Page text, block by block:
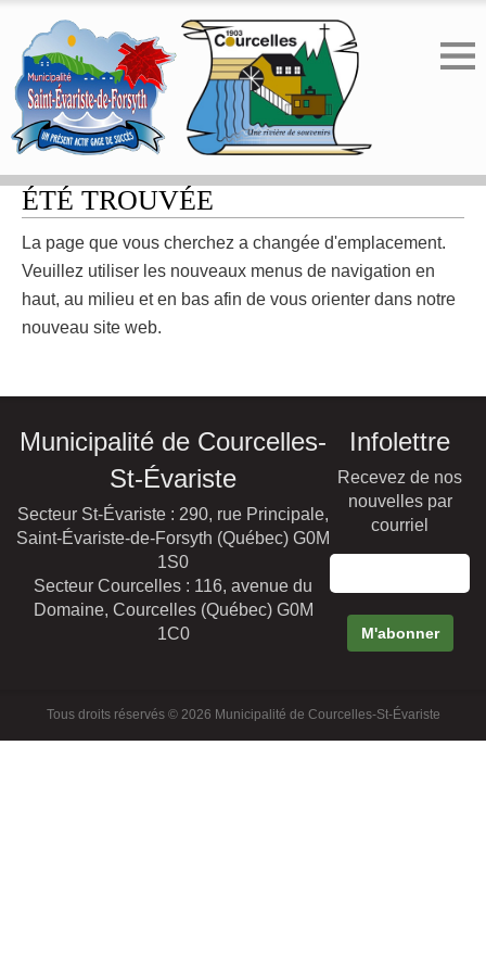
ERREUR 404 - LA PAGE N'A PAS
ÉTÉ TROUVÉE
La page que vous cherchez a changée d'emplacement.
Veuillez utiliser les nouveaux menus de navigation en
haut, au milieu et en bas afin de vous orienter dans notre
nouveau site web.
Municipalité de Courcelles-
St-Évariste
Secteur St-Évariste : 290, rue Principale,
Saint-Évariste-de-Forsyth (Québec) G0M
1S0
Secteur Courcelles : 116, avenue du
Domaine, Courcelles (Québec) G0M
1C0
Infolettre
Recevez de nos
nouvelles par
courriel
Tous droits réservés © 2026 Municipalité de Courcelles-St-Évariste